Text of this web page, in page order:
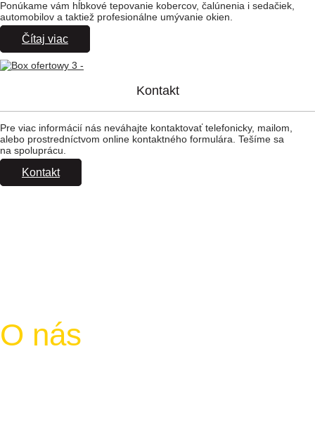
Ponúkame vám hĺbkové tepovanie kobercov, čalúnenia i sedačiek,
automobilov a taktiež profesionálne umývanie okien.
Čítaj viac
Kontakt
Pre viac informácií nás neváhajte kontaktovať telefonicky, mailom,
alebo prostredníctvom online kontaktného formulára. Tešíme sa
na spoluprácu.
Kontakt
O nás